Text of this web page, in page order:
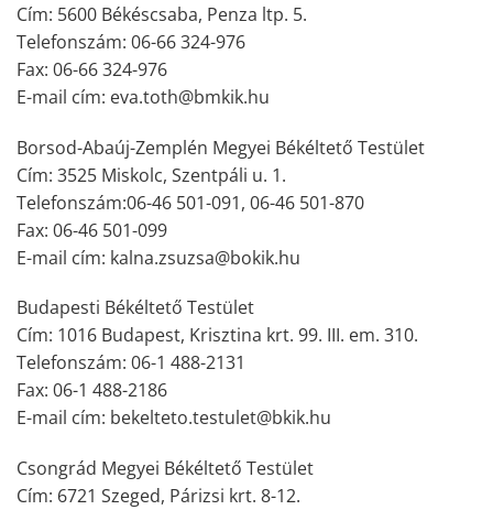
Cím: 5600 Békéscsaba, Penza ltp. 5.
Telefonszám: 06-66 324-976
Fax: 06-66 324-976
E-mail cím: eva.toth@bmkik.hu
Borsod-Abaúj-Zemplén Megyei Békéltető Testület
Cím: 3525 Miskolc, Szentpáli u. 1.
Telefonszám:06-46 501-091, 06-46 501-870
Fax: 06-46 501-099
E-mail cím: kalna.zsuzsa@bokik.hu
Budapesti Békéltető Testület
Cím: 1016 Budapest, Krisztina krt. 99. III. em. 310.
Telefonszám: 06-1 488-2131
Fax: 06-1 488-2186
E-mail cím: bekelteto.testulet@bkik.hu
Csongrád Megyei Békéltető Testület
Cím: 6721 Szeged, Párizsi krt. 8-12.